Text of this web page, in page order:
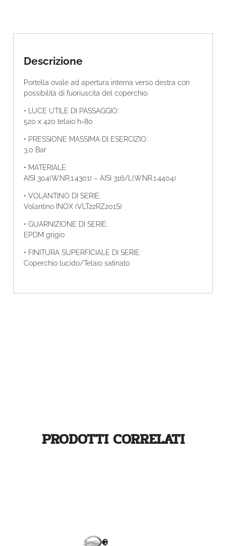
Descrizione
Portella ovale ad apertura interna verso destra con
possibilità di fuoriuscita del coperchio.
• LUCE UTILE DI PASSAGGIO:
520 x 420 telaio h=80
• PRESSIONE MASSIMA DI ESERCIZIO:
3,0 Bar
• MATERIALE:
AISI 304(W.NR.1.4301) – AISI 316/L(W.NR.1.4404)
• VOLANTINO DI SERIE:
Volantino INOX (VLT22RZ201S)
• GUARNIZIONE DI SERIE:
EPDM grigio
• FINITURA SUPERFICIALE DI SERIE:
Coperchio lucido/Telaio satinato
PRODOTTI CORRELATI